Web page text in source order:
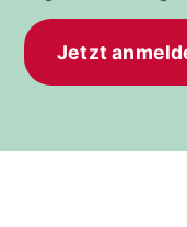
Jetzt